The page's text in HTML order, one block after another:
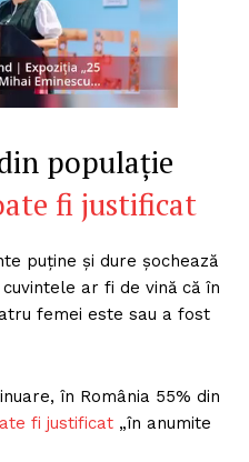
populație
fi justificat
puține și dure șochează
ar fi de vină că în
femei este sau a fost
în România 55% din
fi justificat „în anumite